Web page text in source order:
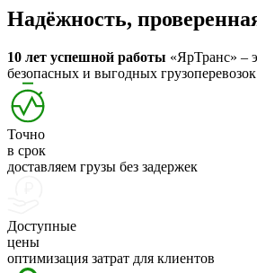
Надёжность,
10 лет успешной работы «ЯрТранс» –
безопасных и выгодных
Точно
в срок
доставляем грузы без задержек
Доступные
цены
оптимизация затрат для клиентов